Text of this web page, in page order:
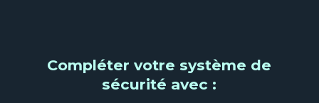
Compléter votre système de
sécurité avec :